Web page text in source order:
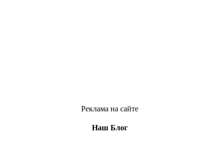
Реклама на сайте
Наш Блог